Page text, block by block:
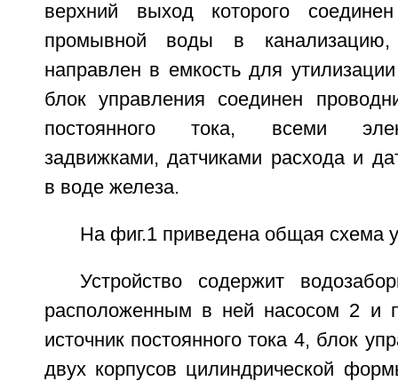
верхний выход которого
промывной воды в
направлен в емкость для
блок управления соединен
постоянного тока, всеми
задвижками, датчиками расхода и
в воде железа.
На фиг.1 приведена общая схема
Устройство содержит
расположенным в ней насосом 2 и
источник постоянного тока 4, блок
двух корпусов цилиндрической